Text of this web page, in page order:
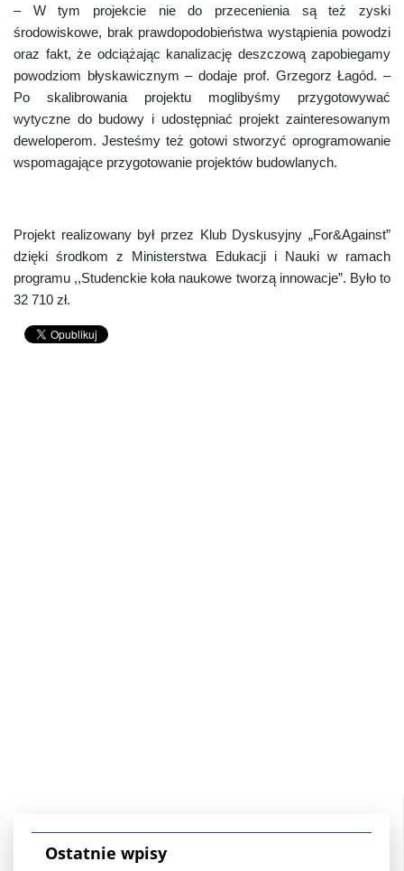
– W tym projekcie nie do przecenienia są też zyski
środowiskowe, brak prawdopodobieństwa wystąpienia powodzi
oraz fakt, że odciążając kanalizację deszczową zapobiegamy
powodziom błyskawicznym – dodaje prof. Grzegorz Łagód. –
Po skalibrowania projektu moglibyśmy przygotowywać
wytyczne do budowy i udostępniać projekt zainteresowanym
deweloperom. Jesteśmy też gotowi stworzyć oprogramowanie
wspomagające przygotowanie projektów budowlanych.
Projekt realizowany był przez Klub Dyskusyjny „For&Against”
dzięki środkom z Ministerstwa Edukacji i Nauki w ramach
programu ,,Studenckie koła naukowe tworzą innowacje”. Było to
32 710 zł.
Ostatnie wpisy